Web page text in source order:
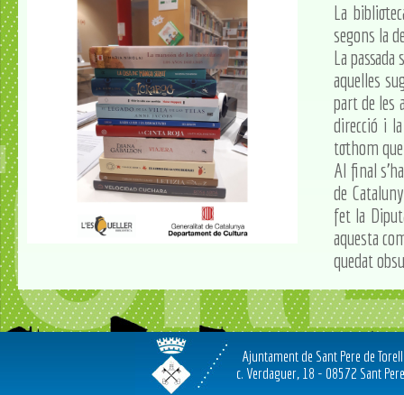
La
segons la
La
aquelles
part de les
direcció i
tothom
Al final
de
fet la
aquesta
quedat
Ajuntament de Sant Pere de
c. Verdaguer, 18 - 08572 Sant